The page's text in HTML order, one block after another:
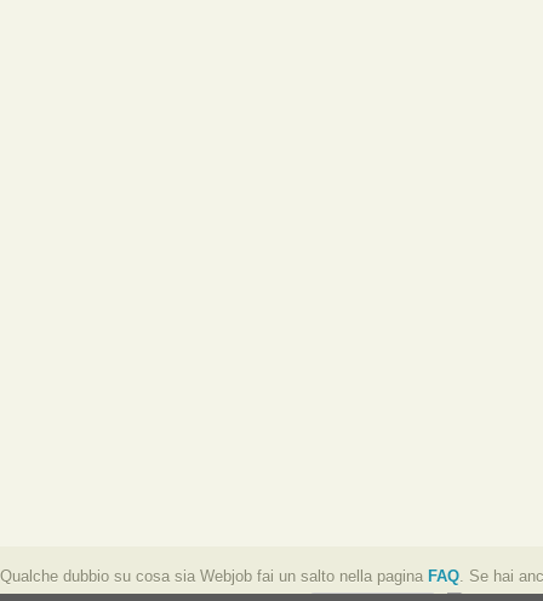
Qualche dubbio su cosa sia Webjob fai un salto nella pagina FAQ. Se hai